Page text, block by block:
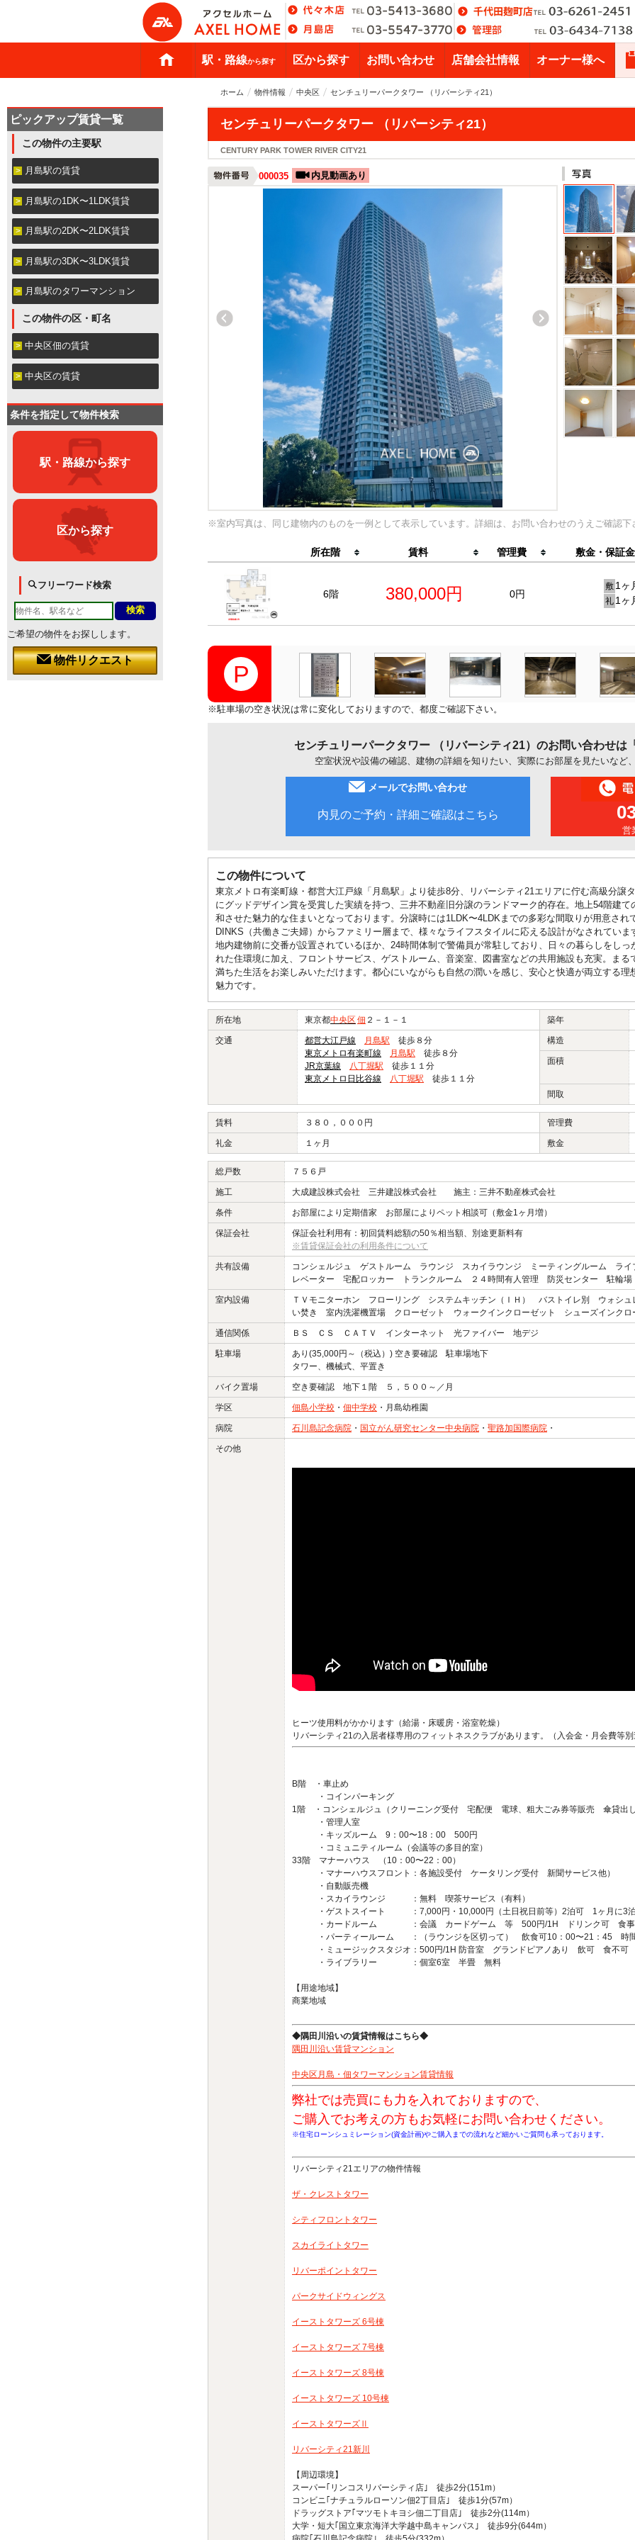
駅・路線から探す 区から探す お問い合わせ 店舗会社情報 オーナー様へ
ホーム 物件情報 中央区 センチュリーパークタワー （リバーシティ21）
センチュリーパークタワー （リバーシティ21）
CENTURY PARK TOWER RIVER CITY21
000035 内見動画あり
※室内写真は、同じ建物内のものを一例として表示しています。詳細は、お問い合わせのうえご確認下
所在階 賃料 管理費 敷金・保証
6階 380,000円 0円
敷 1ヶ
礼 1ヶ
※駐車場の空き状況は常に変化しておりますので、都度ご確認下さい。
センチュリーパークタワー （リバーシティ21）のお問い合わせは
空室状況や設備の確認、建物の詳細を知りたい、実際にお部屋を見たいなど
メールでお問い合わせ
内見のご予約・詳細ご確認はこちら
営
この物件について
東京メトロ有楽町線・都営大江戸線「月島駅」より徒歩8分、リバーシティ21エリアに佇む高級分譲
にグッドデザイン賞を受賞した実績を持つ、三井不動産旧分譲のランドマーク的存在。地上54階建
和させた魅力的な住まいとなっております。分譲時には1LDK〜4LDKまでの多彩な間取りが用意され
DINKS（共働きご夫婦）からファミリー層まで、様々なライフスタイルに応える設計がなされてい
地内建物前に交番が設置されているほか、24時間体制で警備員が常駐しており、日々の暮らしをし
れた住環境に加え、フロントサービス、ゲストルーム、音楽室、図書室などの共用施設も充実。ま
満ちた生活をお楽しみいただけます。都心にいながらも自然の潤いを感じ、安心と快適が両立する
魅力です。
所在地 東京都中央区 佃 ２－１－１ 築年
交通 都営大江戸線 月島駅 徒歩８分
東京メトロ有楽町線
月島駅 徒歩８分
JR京葉線
八丁堀駅 徒歩１１分
東京メトロ日比谷線
八丁堀駅 徒歩１１分
構造
面積
間取
賃料 ３８０，０００円 管理費
礼金 １ヶ月 敷金
総戸数 ７５６戸
施工 大成建設株式会社 三井建設株式会社 施主：三井不動産株式会社
条件 お部屋により定期借家 お部屋によりペット相談可（敷金1ヶ月増）
保証会社
保証会社利用有：初回賃料総額の50％相当額、別途更新料有
※賃貸保証会社の利用条件について
共有設備
コンシェルジュ ゲストルーム ラウンジ スカイラウンジ ミーティングルーム ラ
レベーター 宅配ロッカー トランクルーム ２４時間有人管理 防災センター 駐輪
室内設備
ＴＶモニターホン フローリング システムキッチン（ＩＨ） バストイレ別 ウォ
い焚き 室内洗濯機置場 クローゼット ウォークインクローゼット シューズイン
通信関係 ＢＳ ＣＳ ＣＡＴＶ インターネット 光ファイバー 地デジ
駐車場
あり(35,000円～（税込）) 空き要確認 駐車場地下
タワー、機械式、平置き
バイク置場 空き要確認 地下１階 ５，５００～／月
学区 佃島小学校 ・ 佃中学校 ・月島幼稚園
病院 石川島記念病院 ・ 国立がん研究センター中央病院 ・ 聖路加国際病院 ・
その他
ヒーツ使用料がかかります（給湯・床暖房・浴室乾燥）
リバーシティ21の入居者様専用のフィットネスクラブがあります。（入会金・月会費等別
B階 ・車止め
・コインパーキング
1階 ・コンシェルジュ（クリーニング受付 宅配便 電球、粗大ごみ券等販売 傘貸出し
・管理人室
・キッズルーム 9：00〜18：00 500円
・コミュニティルーム（会議等の多目的室）
33階 マナーハウス （10：00〜22：00）
・マナーハウスフロント：各施設受付 ケータリング受付 新聞サービス他）
・自動販売機
・スカイラウンジ ：無料 喫茶サービス（有料）
・ゲストスイート ：7,000円・10,000円（土日祝日前等）2泊可 1ヶ月に3
・カードルーム ：会議 カードゲーム 等 500円/1H ドリンク可 食事
・パーティールーム ：（ラウンジを区切って） 飲食可10：00〜21：45 時間
・ミュージックスタジオ：500円/1H 防音室 グランドピアノあり 飲可 食不可
・ライブラリー ：個室6室 半畳 無料
【用途地域】
商業地域
◆隅田川沿いの賃貸情報はこちら◆
隅田川沿い賃貸マンション
中央区月島・佃タワーマンション賃貸情報
弊社では売買にも力を入れておりますので、
ご購入でお考えの方もお気軽にお問い合わせください。
※住宅ローンシュミレーション(資金計画)やご購入までの流れなど細かいご質問も承っております。
リバーシティ21エリアの物件情報
ザ・クレストタワー
シティフロントタワー
スカイライトタワー
リバーポイントタワー
パークサイドウィングス
イーストタワーズ 6号棟
イーストタワーズ 7号棟
イーストタワーズ 8号棟
イーストタワーズ 10号棟
イーストタワーズⅡ
リバーシティ21新川
【周辺環境】
スーパー｢リンコスリバーシティ店｣ 徒歩2分(151m）
コンビニ｢ナチュラルローソン佃2丁目店｣ 徒歩1分(57m）
ドラッグストア｢マツモトキヨシ佃二丁目店｣ 徒歩2分(114m）
大学・短大｢国立東京海洋大学越中島キャンパス｣ 徒歩9分(644m）
ピックアップ賃貸一覧
この物件の主要駅
月島駅の賃貸
月島駅の1DK〜1LDK賃貸
月島駅の2DK〜2LDK賃貸
月島駅の3DK〜3LDK賃貸
月島駅のタワーマンション
この物件の区・町名
中央区佃の賃貸
中央区の賃貸
条件を指定して物件検索
駅・路線から探す
区から探す
フリーワード検索
ご希望の物件をお探しします。
物件リクエスト